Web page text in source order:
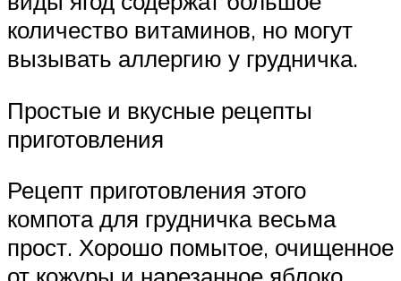
количество витаминов, но могут
вызывать аллергию у грудничка.
Простые и вкусные рецепты
приготовления
Рецепт приготовления этого
компота для грудничка весьма
прост. Хорошо помытое, очищенное